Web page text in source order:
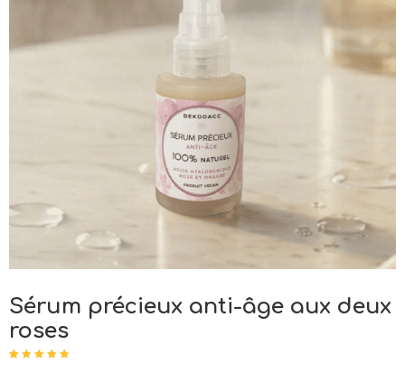
Sérum précieux anti-âge aux deux
roses